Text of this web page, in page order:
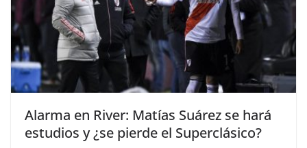
Alarma en River: Matías Suárez se hará
estudios y ¿se pierde el Superclásico?